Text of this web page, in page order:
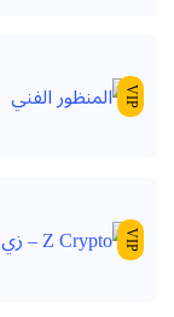
VIP
VIP